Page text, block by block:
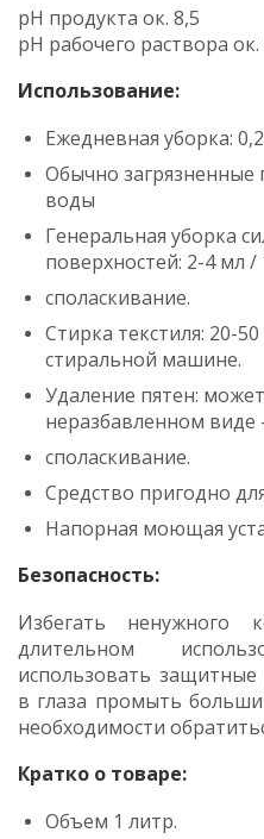
рН продукта ок. 8,5
рН рабочего раствора ок.
Использование:
Ежедневная уборка:
Обычно загрязненные
воды
Генеральная уборка
поверхностей: 2-4 мл
споласкивание.
Стирка текстиля: 20-
стиральной машине.
Удаление пятен:
неразбавленном виде
споласкивание.
Средство пригодно
Напорная моющая
Безопасность:
Избегать ненужного
длительном
использовать
в глаза промыть
необходимости
Кратко о товаре:
Объем 1 литр.